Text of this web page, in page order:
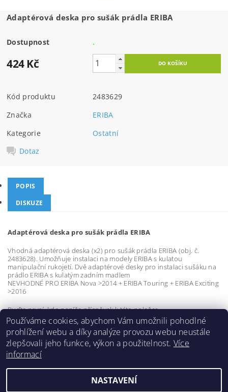
Adaptérová deska pro sušák prádla ERIBA
Dostupnost .
424 Kč
Kód produktu
2483629
Značka
ERIBA
Kategorie
Ostatní
Dotaz
POPIS
DISKUZE
Adaptérová deska pro sušák prádla ERIBA
Vhodná adaptérová deska (x2) pro sušák prádla ERIBA (obj. č.
2483628). Umožňuje instalaci na modely ERIBA s kulatou
manipulační rukojetí. Dvě adaptérové desky pro instalaci sušáku na
prádlo ERIBA s kulatým zadním madlem
NEVHODNÉ PRO ERIBA Nova >2014 + ERIBA Touring + ERIBA Exciting
>2016
Buďte první, kdo napíše příspěvek k této položce.
Přidat komentář
Používáme cookies, abychom Vám umožnili pohodlné
prohlížení webu a díky analýze provozu webu neustále
zlepšovali jeho funkce, výkon a použitelnost. Více
informací
NASTAVENÍ